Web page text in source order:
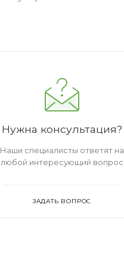
Нужна консультация?
Наши специалисты ответят на
любой интересующий вопрос
ЗАДАТЬ ВОПРОС